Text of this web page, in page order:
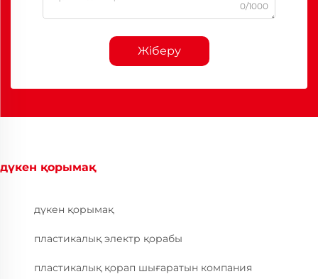
0/1000
Жіберу
дүкен қорымақ
дүкен қорымақ
пластикалық электр қорабы
пластикалық қорап шығаратын компания